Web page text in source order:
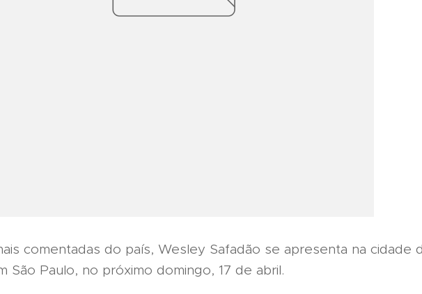
comentadas do país, Wesley Safadão se apresenta na cidade
São Paulo, no próximo domingo, 17 de abril.